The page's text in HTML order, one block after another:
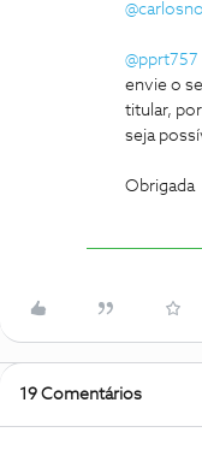
@pprt757
envie o
titular,
seja
Obrigada
19 Comentários